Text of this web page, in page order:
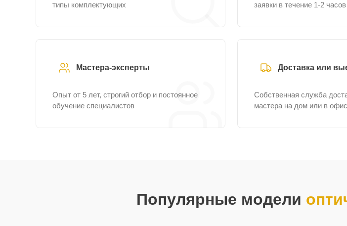
типы комплектующих
заявки в течение 1-2 часов
Мастера-эксперты
Опыт от 5 лет, строгий отбор и постоянное
обучение специалистов
Доставка или
Собственная служба
мастера на дом или в офис
Популярные модели